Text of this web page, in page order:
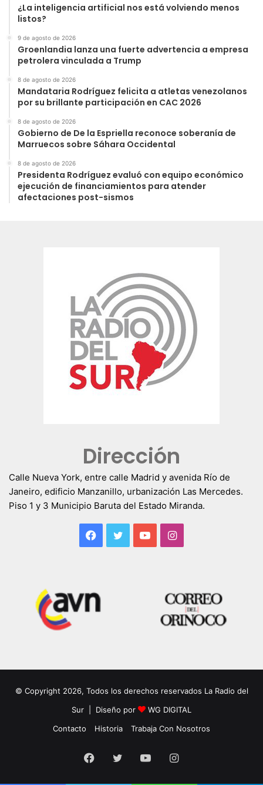
¿La inteligencia artificial nos está volviendo menos
listos?
9 de agosto de 2026
Groenlandia lanza una fuerte advertencia a empresa
petrolera vinculada a Trump
8 de agosto de 2026
Mandataria Rodríguez felicita a atletas venezolanos
por su brillante participación en CAC 2026
8 de agosto de 2026
Gobierno de De la Espriella reconoce soberanía de
Marruecos sobre Sáhara Occidental
8 de agosto de 2026
Presidenta Rodríguez evaluó con equipo económico
ejecución de financiamientos para atender
afectaciones post-sismos
Dirección
Calle Nueva York, entre calle Madrid y avenida Río de
Janeiro, edificio Manzanillo, urbanización Las Mercedes.
Piso 1 y 3 Municipio Baruta del Estado Miranda.
Facebook
TwitterYouTubeInstagram
© Copyright 2026, Todos los derechos reservados La Radio del
Sur | Diseño por
WG DIGITAL
Contacto
Historia Trabaja Con Nosotros
Facebook
TwitterYouTubeInstagram